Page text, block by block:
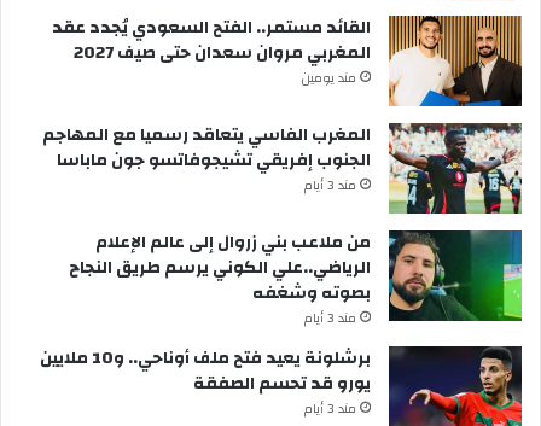
القائد مستمر.. الفتح السعودي يُجدد عقد
المغربي مروان سعدان حتى صيف 2027
مند يومين
المغرب الفاسي يتعاقد رسميا مع المهاجم
الجنوب إفريقي تشيجوفاتسو جون ماباسا
مند 3 أيام
من ملاعب بني زروال إلى عالم الإعلام
الرياضي..علي الكوني يرسم طريق النجاح
بصوته وشغفه
مند 3 أيام
برشلونة يعيد فتح ملف أوناحي.. و10 ملايين
يورو قد تحسم الصفقة
مند 3 أيام